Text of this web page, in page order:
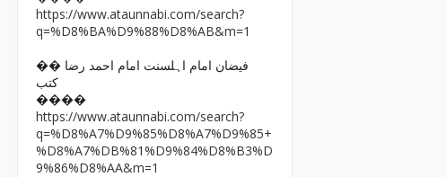
https://www.ataunnabi.com/search?
q=%D8%BA%D9%88%D8%AB&m=1
�� فیضان امام اہلسنت امام احمد رضا
کتب
����
https://www.ataunnabi.com/search?
q=%D8%A7%D9%85%D8%A7%D9%85+
%D8%A7%DB%81%D9%84%D8%B3%D
9%86%D8%AA&m=1